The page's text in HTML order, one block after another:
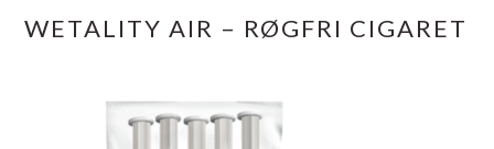
WETALITY AIR – RØGFRI CIGARET